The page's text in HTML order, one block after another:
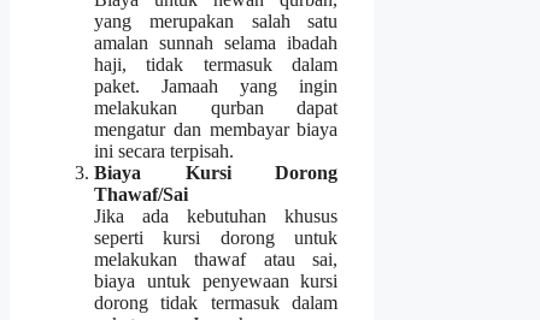
yang merupakan salah satu
amalan sunnah selama ibadah
haji, tidak termasuk dalam
paket. Jamaah yang ingin
melakukan qurban dapat
mengatur dan membayar biaya
ini secara terpisah.
Biaya Kursi Dorong
Thawaf/Sai
Jika ada kebutuhan khusus
seperti kursi dorong untuk
melakukan thawaf atau sai,
biaya untuk penyewaan kursi
dorong tidak termasuk dalam